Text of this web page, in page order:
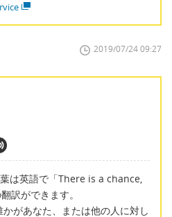
2019/07/24 09:27
は英語で「There is a chance,
訳ができます。
があなた、または他の人に対し